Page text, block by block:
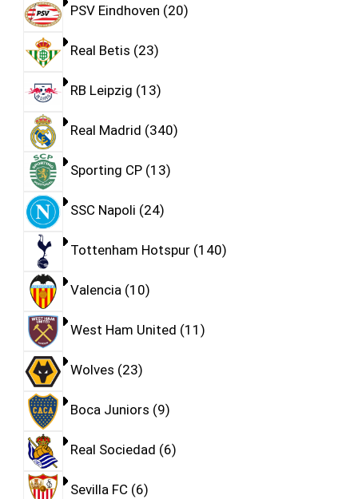
PSV Eindhoven 20
Real Betis 23
RB Leipzig 13
Real Madrid 340
Sporting CP 13
SSC Napoli 24
Tottenham Hotspur 140
Valencia 10
West Ham United 11
Wolves 23
Boca Juniors 9
Real Sociedad 6
Sevilla FC 6